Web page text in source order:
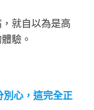
就自以為是高
驗。
心，這完全正